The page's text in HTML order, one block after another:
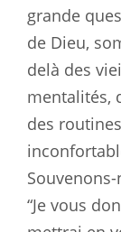
grande
de Dieu,
delà des
mentalités,
des
“Je vous